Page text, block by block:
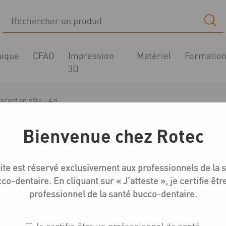
CFAO
Impression
3D
Matériel
en pâte – 4 g
MiYo Structure Ghost
g
Bienvenue chez Rotec
est réservé exclusivement aux professionnels de la
dentaire. En cliquant sur « J’atteste », je certifie
professionnel de la santé bucco-dentaire.